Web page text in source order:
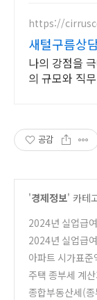
https://
새털구름상
나의 강점을
의 규모와 직
공감
'경제정보' 카테
2024년 실업급
2024년 실업급
아파트 시가표
주택 종부세 계
종합부동산세(